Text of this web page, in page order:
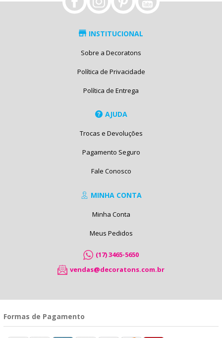
INSTITUCIONAL
Sobre a Decoratons
Política de Privacidade
Política de Entrega
AJUDA
Trocas e Devoluções
Pagamento Seguro
Fale Conosco
MINHA CONTA
Minha Conta
Meus Pedidos
(17) 3465-5650
vendas@decoratons.com.br
Formas de Pagamento